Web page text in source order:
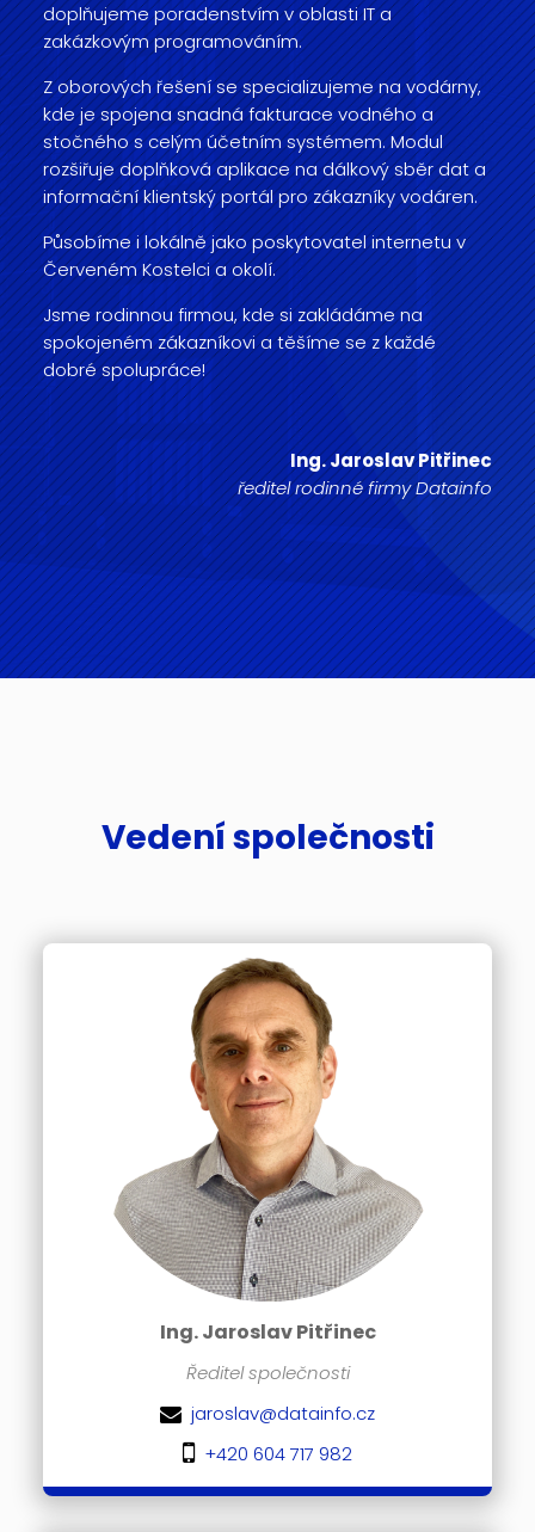
doplňujeme poradenstvím v oblasti IT a
zakázkovým programováním.
Z oborových řešení se specializujeme na vodárny,
kde je spojena snadná fakturace vodného a
stočného s celým účetním systémem. Modul
rozšiřuje doplňková aplikace na dálkový sběr dat a
informační klientský portál pro zákazníky vodáren.
Působíme i lokálně jako poskytovatel internetu v
Červeném Kostelci a okolí.
Jsme rodinnou firmou, kde si zakládáme na
spokojeném zákazníkovi a těšíme se z každé
dobré spolupráce!
Ing. Jaroslav Pitřinec
ředitel rodinné firmy Datainfo
Vedení společnosti
Ing. Jaroslav Pitřinec
Ředitel společnosti
jaroslav@datainfo.cz
+420 604 717 982